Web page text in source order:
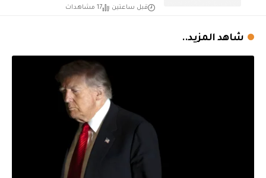
قبل ساعتين 17 مشاهدات
شاهد المزيد..